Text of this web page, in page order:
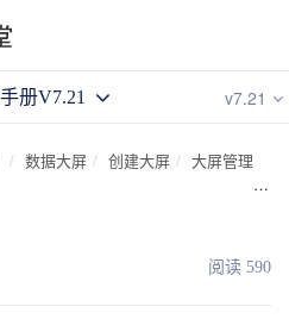
数据大屏 创建大屏 大屏管理
阅读 590
册V7.21 v7.21